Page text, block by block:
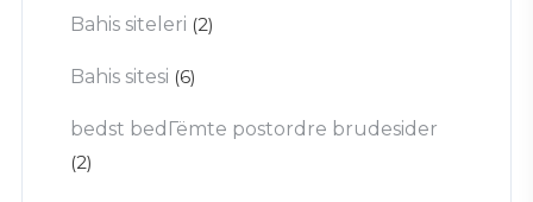
Bahis siteleri (2)
Bahis sitesi (6)
bedst bedГёmte postordre brudesider
(2)